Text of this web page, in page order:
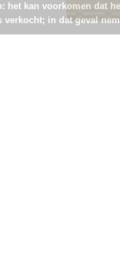
het kan voorkomen dat
verkocht; in dat geval